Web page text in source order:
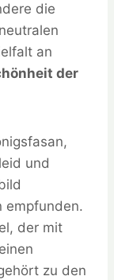
die
an
der
und
empfunden.
der mit
zu den